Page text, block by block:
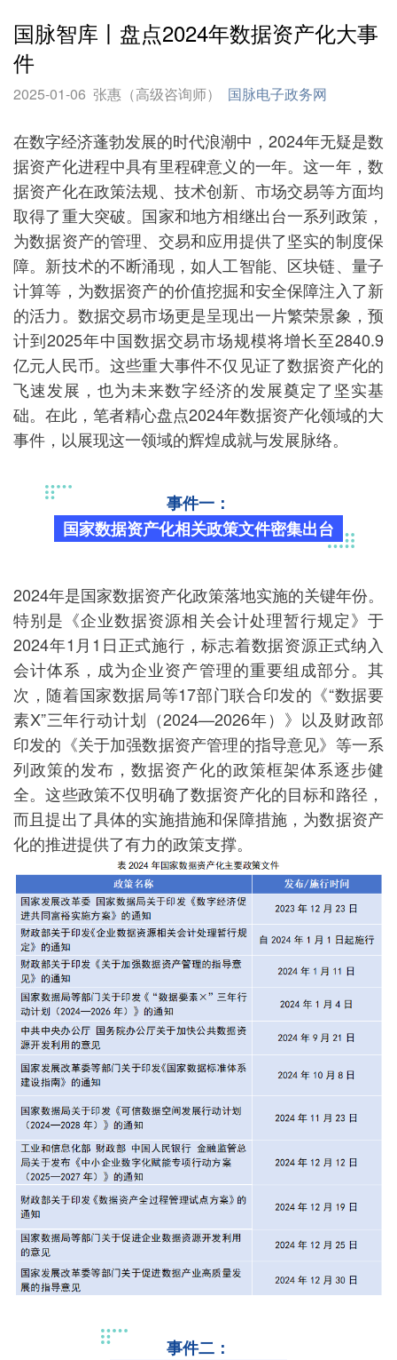
国脉智库丨盘点2024年数据资产化大事
件
2025-01-06 张惠（高级咨询师） 国脉电子政务网
在数字经济蓬勃发展的时代浪潮中，2024年无疑是数
据资产化进程中具有里程碑意义的一年。这一年，数
据资产化在政策法规、技术创新、市场交易等方面均
取得了重大突破。国家和地方相继出台一系列政策，
为数据资产的管理、交易和应用提供了坚实的制度保
障。新技术的不断涌现，如人工智能、区块链、量子
计算等，为数据资产的价值挖掘和安全保障注入了新
的活力。数据交易市场更是呈现出一片繁荣景象，预
计到2025年中国数据交易市场规模将增长至2840.9
亿元人民币。这些重大事件不仅见证了数据资产化的
飞速发展，也为未来数字经济的发展奠定了坚实基
础。在此，笔者精心盘点2024年数据资产化领域的大
事件，以展现这一领域的辉煌成就与发展脉络。
事件一：
国家数据资产化相关政策文件密集出台
2024年是国家数据资产化政策落地实施的关键年份。
特别是《企业数据资源相关会计处理暂行规定》于
2024年1月1日正式施行，标志着数据资源正式纳入
会计体系，成为企业资产管理的重要组成部分。其
次，随着国家数据局等17部门联合印发的《“数据要
素X”三年行动计划（2024—2026年）》以及财政部
印发的《关于加强数据资产管理的指导意见》等一系
列政策的发布，数据资产化的政策框架体系逐步健
全。这些政策不仅明确了数据资产化的目标和路径，
而且提出了具体的实施措施和保障措施，为数据资产
化的推进提供了有力的政策支撑。
事件二：